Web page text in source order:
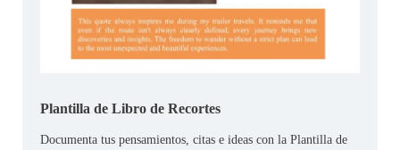
Plantilla de Libro de Recortes
Documenta tus pensamientos, citas e ideas con la Plantilla de